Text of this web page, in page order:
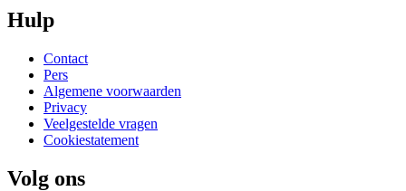
Hulp
Contact
Pers
Algemene voorwaarden
Privacy
Veelgestelde vragen
Cookiestatement
Volg ons